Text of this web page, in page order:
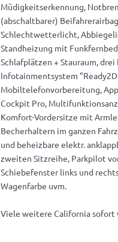
Müdigkeitserkennung,
(abschaltbarer)
Schlechtwetterlicht,
Standheizung mit
Schlafplätzen + Stauraum,
Infotainmentsystem
Mobiltelefonvorbereitung,
Cockpit Pro,
Komfort-Vordersitze mit
Becherhaltern im ganzen
und beheizbare elektr.
zweiten Sitzreihe, Parkpilot
Schiebefenster links und
Wagenfarbe uvm.
Viele weitere California sofort